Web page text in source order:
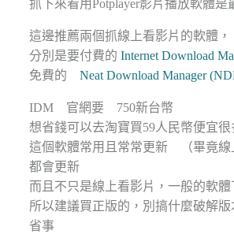
抓下來看用Potplayer影片播放軟體是
這邊推薦兩個抓線上看影片的軟體，
分別是要付費的 Internet Download
免費的Neat Download Manager
IDM 官網要 750新台幣
想省錢可以去淘寶買59人民幣便宜
這個軟體常用且常常更新 （畢竟線
都會更新
而且不只是線上看影片，一般的軟體
所以建議買正版的，別搞什麼破解
省事